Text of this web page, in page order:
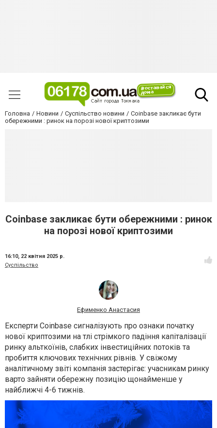
Головна Новини Суспільство новини
Coinbase закликає бути
обережними : ринок на порозі нової криптозими
Coinbase закликає бути обережними : ринок
на порозі нової криптозими
16:10, 22 квітня 2025 р.
Суспільство
Ефименко Анастасия
Експерти Coinbase сигналізують про ознаки початку
нової криптозими на тлі стрімкого падіння капіталізації
ринку альткоїнів, слабких інвестиційних потоків та
пробиття ключових технічних рівнів. У свіжому
аналітичному звіті компанія застерігає: учасникам ринку
варто зайняти обережну позицію щонайменше у
найближчі 4-6 тижнів.